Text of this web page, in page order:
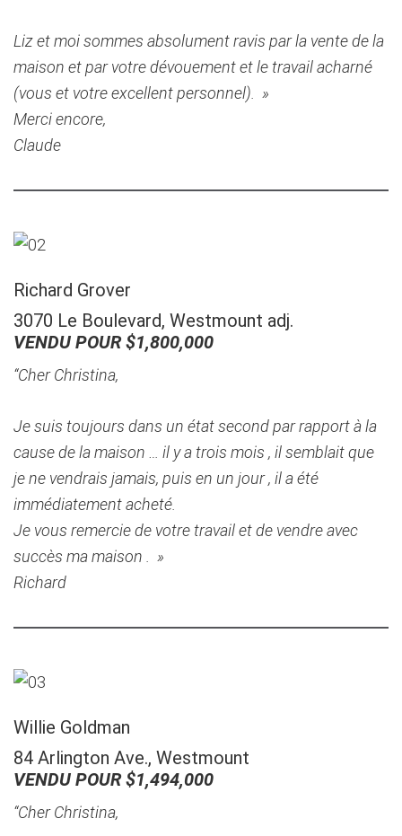
Liz et moi sommes absolument ravis par la vente de la
maison et par votre dévouement et le travail acharné
(vous et votre excellent personnel). »
Merci encore,
Claude
Richard Grover
3070 Le Boulevard, Westmount adj.
VENDU POUR $1,800,000
“Cher Christina,
Je suis toujours dans un état ​​second par rapport à la
cause de la maison … il y a trois mois , il semblait que
je ne vendrais jamais, puis en un jour , il a été
immédiatement acheté.
Je vous remercie de votre travail et de vendre avec
succès ma maison . »
Richard
Willie Goldman
84 Arlington Ave., Westmount
VENDU POUR $1,494,000
“Cher Christina,